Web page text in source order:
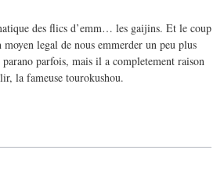
des flics d’emm… les gaijins. Et le coup
legal de nous emmerder un peu plus
parfois, mais il a completement raison
la fameuse tourokushou.